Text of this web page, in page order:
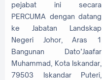
pejabat ini secara
PERCUMA dengan datang
ke Jabatan Landskap
Negeri Johor, Aras 1
Bangunan Dato’Jaafar
Muhammad, Kota Iskandar,
79503 Iskandar Puteri,